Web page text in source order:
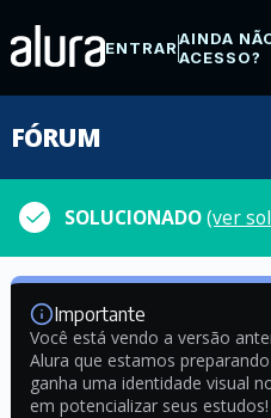
ENTRARAINDA
ACESSO?
FÓRUM
SOLUCIONADO(ver
Importante
Você está vendo a versão
Alura que estamos
ganha uma identidade visual
em potencializar seus estudos!